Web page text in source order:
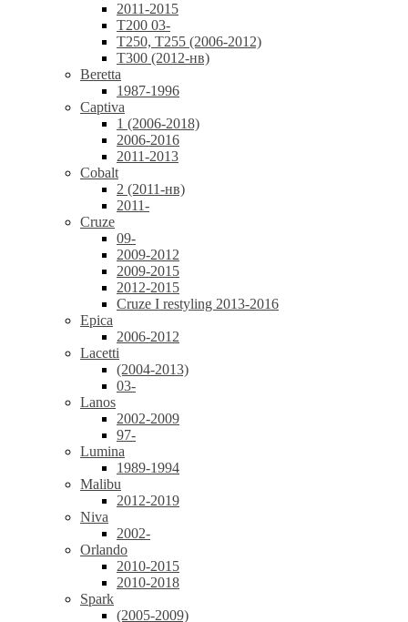
2011-2015
T200 03-
T250, T255 (2006-2012)
T300 (2012-нв)
Beretta
1987-1996
Captiva
1 (2006-2018)
2006-2016
2011-2013
Cobalt
2 (2011-нв)
2011-
Cruze
09-
2009-2012
2009-2015
2012-2015
Cruze I restyling 2013-2016
Epica
2006-2012
Lacetti
(2004-2013)
03-
Lanos
2002-2009
97-
Lumina
1989-1994
Malibu
2012-2019
Niva
2002-
Orlando
2010-2015
2010-2018
Spark
(2005-2009)